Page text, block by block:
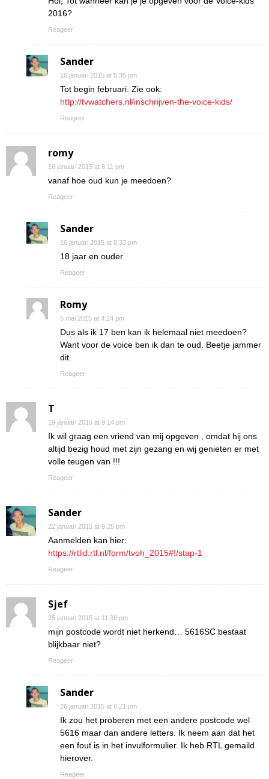
2016?
Reageer
Sander
16 januari 2015 at 5:35 pm
Tot begin februari. Zie ook:
http://tvwatchers.nl/inschrijven-the-voice-kids/
Reageer
romy
16 januari 2015 at 8:11 pm
vanaf hoe oud kun je meedoen?
Reageer
Sander
16 januari 2015 at 8:33 pm
18 jaar en ouder
Reageer
Romy
5 mei 2015 at 4:24 pm
Dus als ik 17 ben kan ik helemaal niet meedoen?
Want voor de voice ben ik dan te oud. Beetje jammer
dit.
Reageer
T
19 januari 2015 at 9:14 pm
Ik wil graag een vriend van mij opgeven , omdat hij ons
altijd bezig houd met zijn gezang en wij genieten er met
volle teugen van !!!
Reageer
Sander
22 januari 2015 at 9:25 pm
Aanmelden kan hier:
https://rtlid.rtl.nl/form/tvoh_2015#!/stap-1
Reageer
Sjef
25 januari 2015 at 11:36 pm
mijn postcode wordt niet herkend… 5616SC bestaat
blijkbaar niet?
Reageer
Sander
26 januari 2015 at 6:21 pm
Ik zou het proberen met een andere postcode wel
5616 maar dan andere letters. Ik neem aan dat het
een fout is in het invulformulier. Ik heb RTL gemaild
hierover.
Reageer